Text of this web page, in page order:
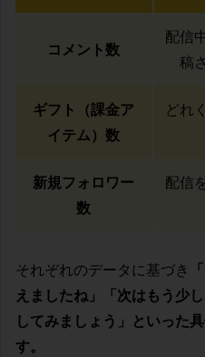
コメント数
配信
稿
ギフト（課金ア
イテム）数
どれ
新規フォロワー
数
配信
それぞれのデータに基づき
えましたね」「次はもう少
してみましょう」といった
す。